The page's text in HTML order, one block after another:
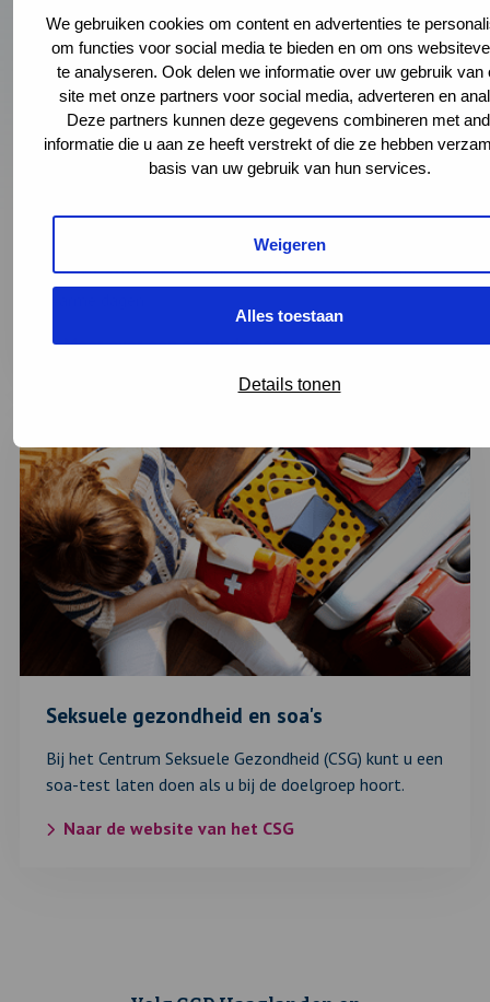
We gebruiken cookies om content en advertenties te
om functies voor social media te bieden en om ons
te analyseren. Ook delen we informatie over uw gebruik van
site met onze partners voor social media, adverteren en
Deze partners kunnen deze gegevens combineren met
informatie die u aan ze heeft verstrekt of die ze hebben
basis van uw gebruik van hun services.
Weigeren
Alles toestaan
Details tonen
De zomer is een heerlijk seizoen om veel buiten te
zijn. We geven graag advies hoe u gezond blijft tijdens
Meer over een gezonde zomer
zomer
Seksuele gezondheid en soa's
Bij het Centrum Seksuele Gezondheid (CSG) kunt u een
soa-test laten doen als u bij de doelgroep hoort.
Naar de website van het CSG
verder
over:
Seksuele
gezondheid
en
soa's